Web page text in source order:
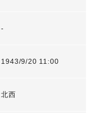
-
1943/9/20 11:00
北西